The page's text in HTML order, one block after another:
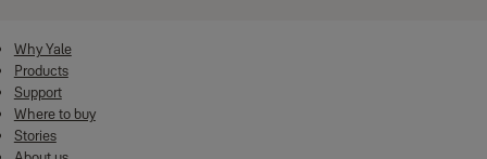
Why Yale
Products
Support
Where to buy
Stories